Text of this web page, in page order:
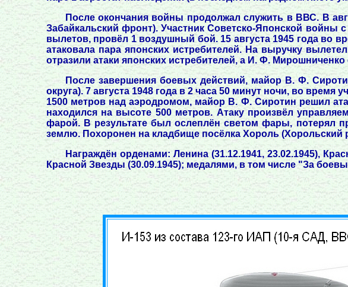
После окончания войны продолжал служить в ВВС. В
Забайкальский фронт). Участник Советско-Японской войны
вылетов, провёл 1 воздушный бой. 15 августа 1945 года во
атаковала пара японских истребителей. На выручку
отразили атаки японских истребителей, а И. Ф.
После завершения боевых действий, майор В. Ф.
округа). 7 августа 1948 года в 2 часа 50 минут ночи, во
1500 метров над аэродромом, майор В. Ф. Сиротин решил
находился на высоте 500 метров. Атаку произвёл
фарой. В результате был ослеплён светом фары, потерял
землю. Похоронен на кладбище посёлка Хороль (Хорольский
Награждён орденами: Ленина (31.12.1941, 23.02.1945),
Красной Звезды (30.09.1945); медалями, в том числе "За